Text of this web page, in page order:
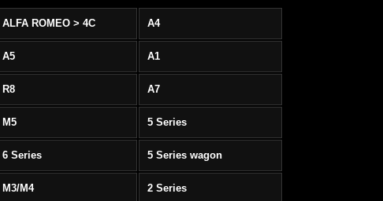
ALFA ROMEO > 4C A4
A5 A1
R8 A7
M5 5 Series
6 Series 5 Series wagon
M3/M4 2 Series